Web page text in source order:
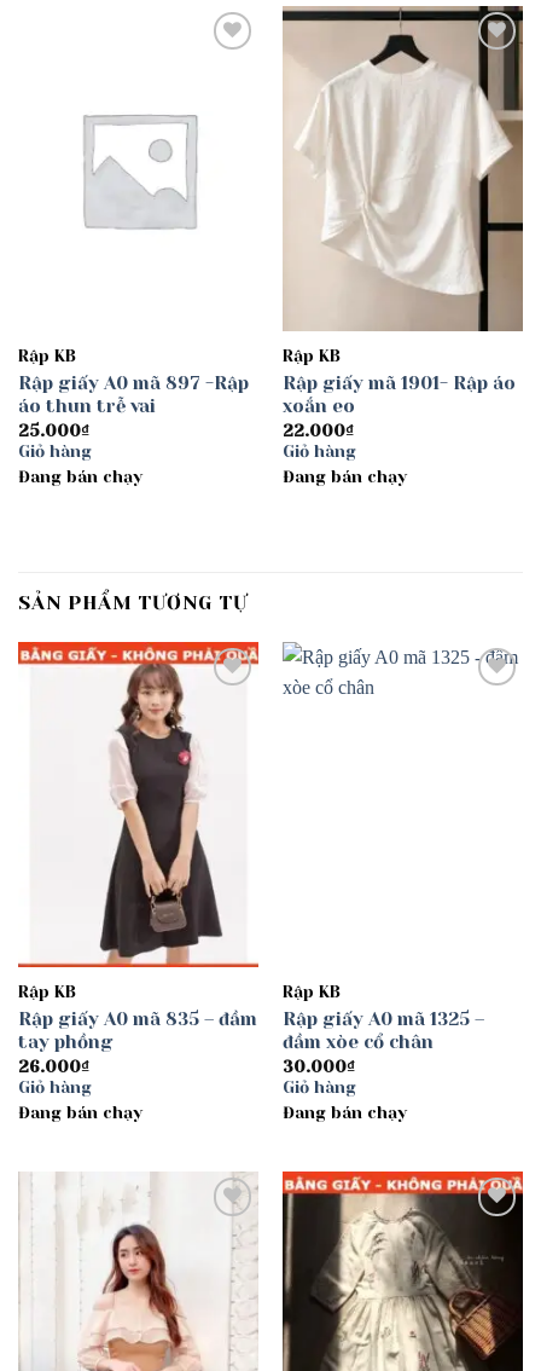
Rập KB
Rập giấy A0 mã 897 -Rập
áo thun trễ vai
25.000₫
Giỏ hàng
Đang bán chạy
wishlist
Rập KB
Rập giấy mã 1901- Rập áo
xoắn eo
22.000₫
Giỏ hàng
Đang bán chạy
SẢN PHẨM TƯƠNG TỰ
Rập KB
Rập giấy A0 mã 835 – đầm
tay phồng
26.000₫
Giỏ hàng
Đang bán chạy
Rập KB
Rập giấy A0 mã 1325 –
đầm xòe cổ chân
30.000₫
Giỏ hàng
Đang bán chạy
Add to
wishlist
wishlist